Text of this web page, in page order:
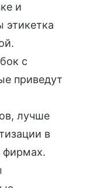
и
этикетка
с
приведут
лучше
в
фирмах.